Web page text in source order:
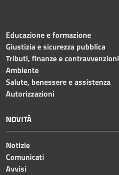
Educazione e formazione
Giustizia e sicurezza pubblica
Tributi, finanze e contravvenzioni
Ambiente
Salute, benessere e assistenza
Autorizzazioni
NOVITÀ
Notizie
Comunicati
Avvisi